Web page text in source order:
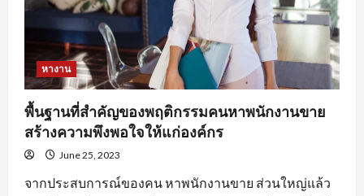
หางาน
พื้นฐานที่สำคัญของพฤติกรรมคนหาพนักงานขาย
สร้างความพึงพอใจให้แก่องค์กร
June 25, 2023
จากประสบการณ์ของคน หาพนักงานขาย ส่วนใหญ่แล้ว